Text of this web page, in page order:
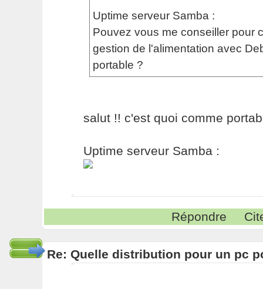
Uptime serveur Samba :
Pouvez vous me conseiller pour
gestion de l'alimentation avec
portable ?
salut !! c'est quoi comme
Uptime serveur Samba :
Répondre
Re: Quelle distribution pour un pc